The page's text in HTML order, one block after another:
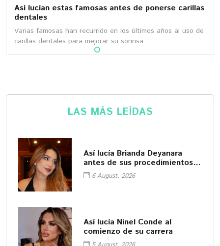
Así lucían estas famosas antes de ponerse carillas
dentales
Varias famosas han recurrido en los últimos años al uso de
carillas dentales para mejorar su sonrisa
LAS MÁS LEÍDAS
Así lucía Brianda Deyanara
antes de sus procedimientos
cosméticos
6 August, 2026
Así lucía Ninel Conde al
comienzo de su carrera